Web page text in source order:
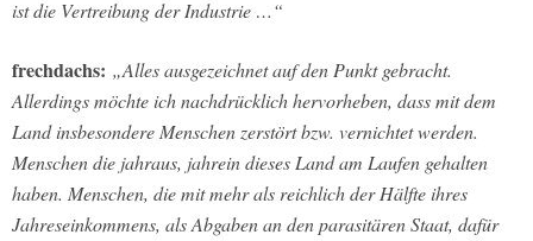
ist die Vertreibung der Industrie …“
frechdachs: „Alles ausgezeichnet auf den Punkt gebracht.
Allerdings möchte ich nachdrücklich hervorheben, dass mit dem
Land insbesondere Menschen zerstört bzw. vernichtet werden.
Menschen die jahraus, jahrein dieses Land am Laufen gehalten
haben. Menschen, die mit mehr als reichlich der Hälfte ihres
Jahreseinkommens, als Abgaben an den parasitären Staat, dafür